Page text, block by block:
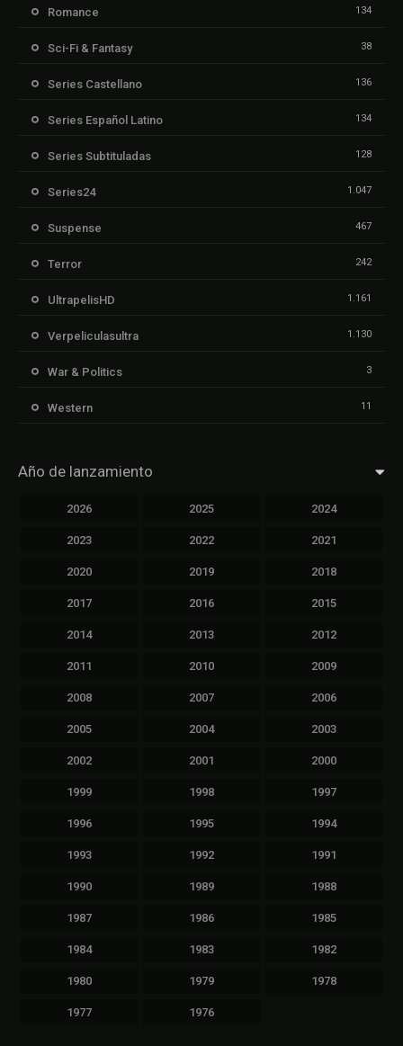
Romance 134
Sci-Fi & Fantasy 38
Series Castellano 136
Series Español Latino 134
Series Subtituladas 128
Series24 1.047
Suspense 467
Terror 242
UltrapelisHD 1.161
Verpeliculasultra 1.130
War & Politics 3
Western 11
Año de lanzamiento
2026 2025 2024
2023 2022 2021
2020 2019 2018
2017 2016 2015
2014 2013 2012
2011 2010 2009
2008 2007 2006
2005 2004 2003
2002 2001 2000
1999 1998 1997
1996 1995 1994
1993 1992 1991
1990 1989 1988
1987 1986 1985
1984 1983 1982
1980 1979 1978
1977 1976